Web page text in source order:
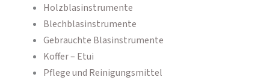
Holzblasinstrumente
Blechblasinstrumente
Gebrauchte Blasinstrumente
Koffer – Etui
Pflege und Reinigungsmittel